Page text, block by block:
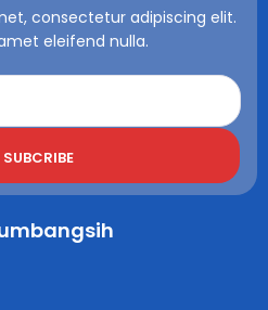
consectetur adipiscing elit.
eleifend nulla.
SUBCRIBE